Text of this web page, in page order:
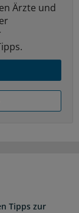
Ärzte und
Tipps zur